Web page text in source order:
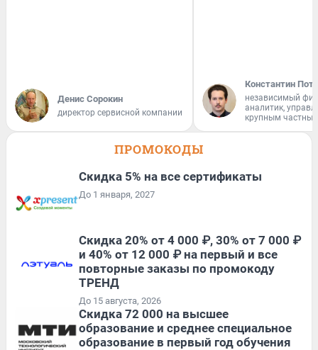
Денис Сорокин
директор сервисной компании
Константин
независимый
аналитик,
крупным
ПРОМОКОДЫ
Скидка 5% на все сертификаты
До 1 января, 2027
Скидка 20% от 4 000 ₽, 30% от 7 000 ₽
и 40% от 12 000 ₽ на первый и все
повторные заказы по промокоду
ТРЕНД
До 15 августа, 2026
Скидка 72 000 на высшее
образование и среднее специальное
образование в первый год обучения